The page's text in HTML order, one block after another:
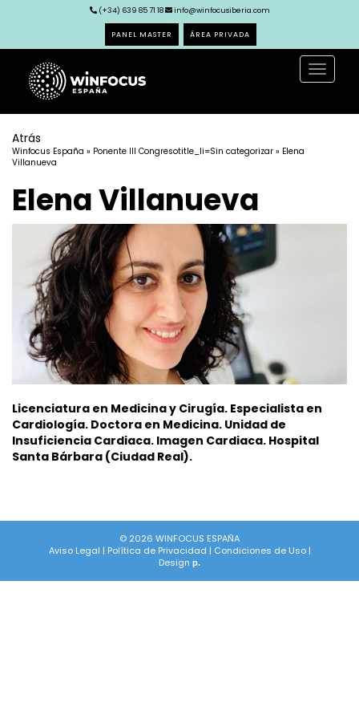
(+34) 639 85 71 18 info@winfocusiberia.com
PANEL MASTER ÁREA PRIVADA
Toggle
Atrás
Winfocus España » Ponente III Congresotitle_li=Sin categorizar » Elena
Villanueva
Elena Villanueva
Licenciatura en Medicina y Cirugía. Especialista en
Cardiología. Doctora en Medicina. Unidad de
Insuficiencia Cardiaca. Imagen Cardiaca. Hospital
Santa Bárbara (Ciudad Real).
© 2026 WINFOCUS ESPAÑA
Aviso Legal | Política de Privacidad | Condiciones de Uso|
Design p.